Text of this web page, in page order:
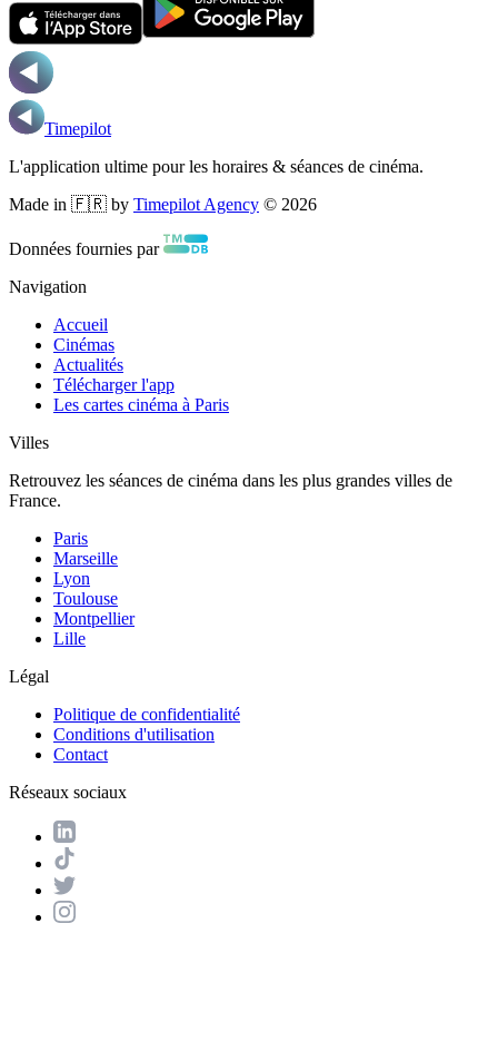
Timepilot
L'application ultime pour les horaires & séances de cinéma.
Made in 🇫🇷 by Timepilot Agency © 2026
Données fournies par
Navigation
Accueil
Cinémas
Actualités
Télécharger l'app
Les cartes cinéma à Paris
Villes
Retrouvez les séances de cinéma dans les plus grandes villes de
France.
Paris
Marseille
Lyon
Toulouse
Montpellier
Lille
Légal
Politique de confidentialité
Conditions d'utilisation
Contact
Réseaux sociaux